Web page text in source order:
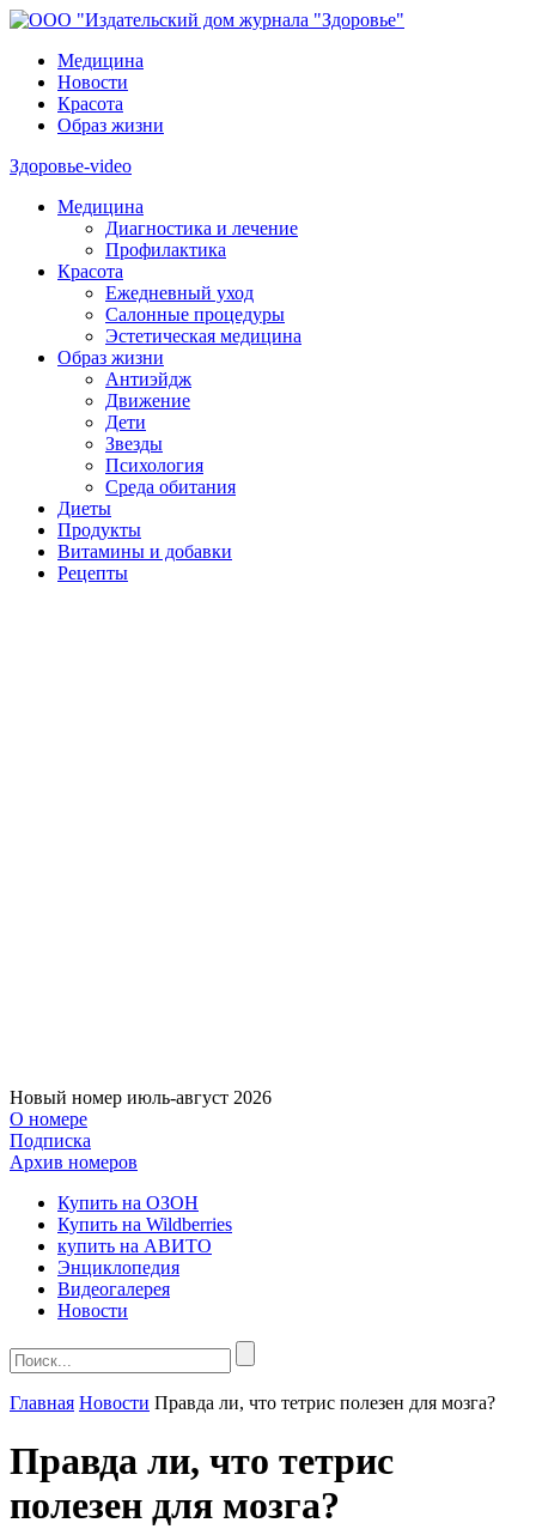
Медицина
Новости
Красота
Образ жизни
Здоровье-video
Медицина
Диагностика и лечение
Профилактика
Красота
Ежедневный уход
Салонные процедуры
Эстетическая медицина
Образ жизни
Антиэйдж
Движение
Дети
Звезды
Психология
Среда обитания
Диеты
Продукты
Витамины и добавки
Рецепты
Новый номер июль-август 2026
О номере
Подписка
Архив номеров
Купить на ОЗОН
Купить на Wildberries
купить на АВИТО
Энциклопедия
Видеогалерея
Новости
Главная Новости Правда ли, что тетрис полезен для мозга?
Правда ли, что тетрис
полезен для мозга?